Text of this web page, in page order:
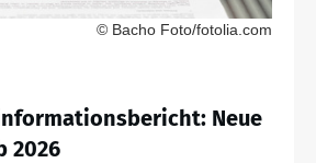
© Bacho Foto/fotolia.com
Neue
2026